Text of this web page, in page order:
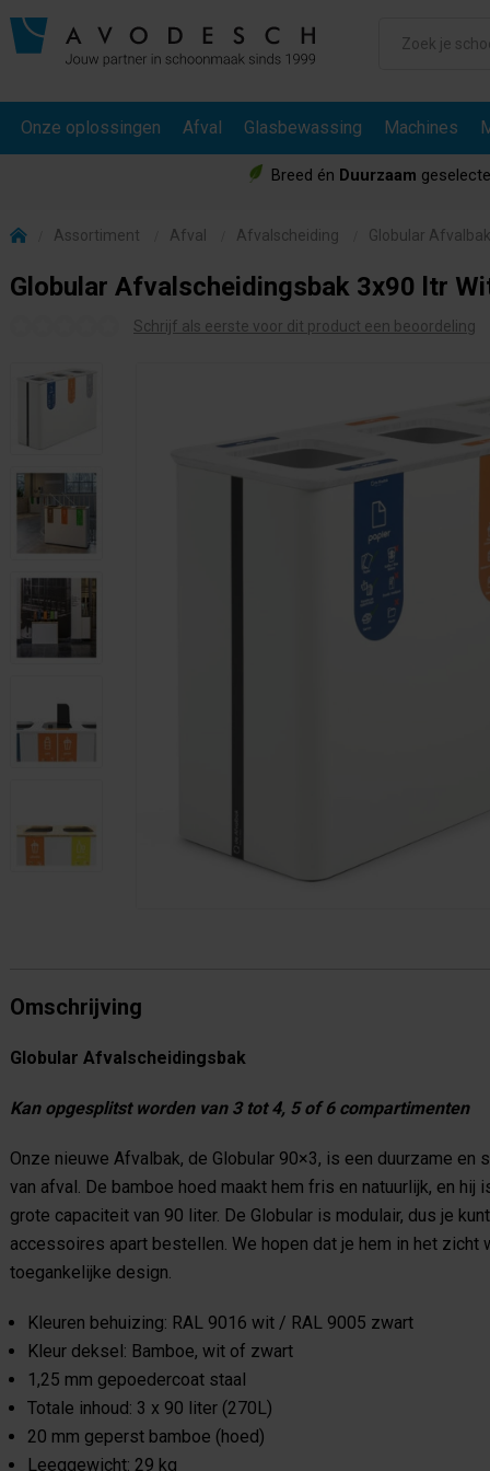
Onze oplossingen Afval Glasbewassing Machines
Breed én Duurzaam
Assortiment Afval Afvalscheiding Globular
Globular Afvalscheidingsbak 3x90 ltr
Schrijf als eerste voor dit product een beoordeling
Omschrijving
Globular Afvalscheidingsbak
Kan opgesplitst worden van 3 tot 4, 5 of 6 compartimenten
Onze nieuwe Afvalbak, de Globular 90×3, is een duurzame
van afval. De bamboe hoed maakt hem fris en natuurlijk, en
grote capaciteit van 90 liter. De Globular is modulair, dus je
accessoires apart bestellen. We hopen dat je hem in het
toegankelijke design.
Kleuren behuizing: RAL 9016 wit / RAL 9005 zwart
Kleur deksel: Bamboe, wit of zwart
1,25 mm gepoedercoat staal
Totale inhoud: 3 x 90 liter (270L)
20 mm geperst bamboe (hoed)
Leeggewicht: 29 kg